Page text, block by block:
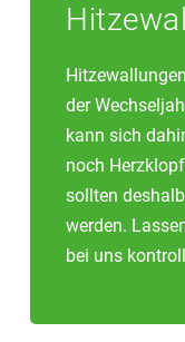
der
kann sich
noch
sollten
werden.
bei uns